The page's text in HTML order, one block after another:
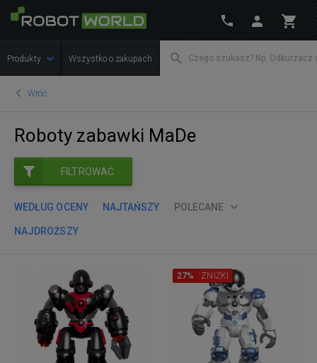
Produkty Wszystko o zakupach
Wróć
Roboty zabawki MaDe
FILTROWAĆ
WEDŁUG OCENY NAJTAŃSZY POLECANE
NAJDROŻSZY
27% ZNIŻKI